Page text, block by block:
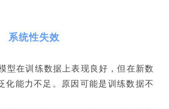
系统性失效
型在训练数据上表现良好，但在新数
化能力不足。原因可能是训练数据不